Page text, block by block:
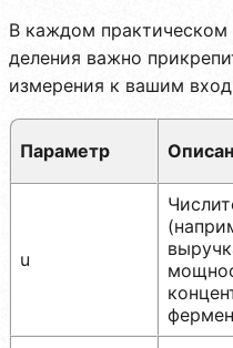
В каждом практическом
деления важно
измерения к вашим
Параметр
u